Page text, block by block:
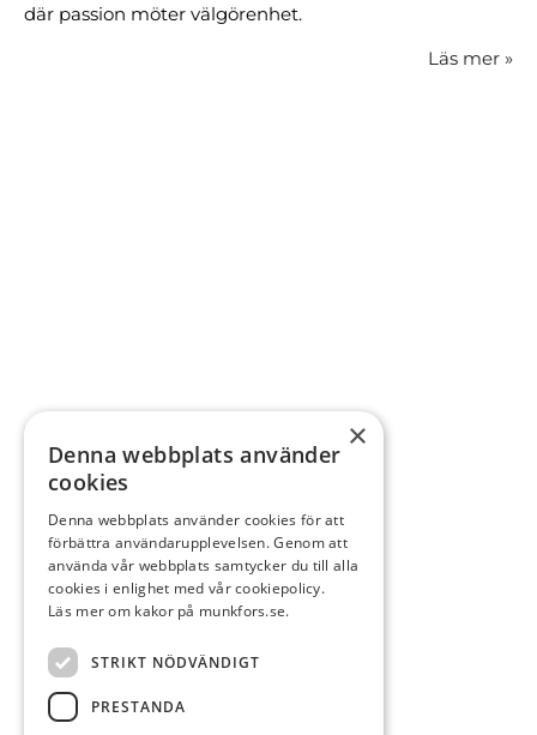
där passion möter välgörenhet.
Läs mer »
×
Denna webbplats använder
cookies
Denna webbplats använder cookies för att
förbättra användarupplevelsen. Genom att
använda vår webbplats samtycker du till alla
cookies i enlighet med vår cookiepolicy.
Läs mer om kakor på munkfors.se.
STRIKT NÖDVÄNDIGT
PRESTANDA